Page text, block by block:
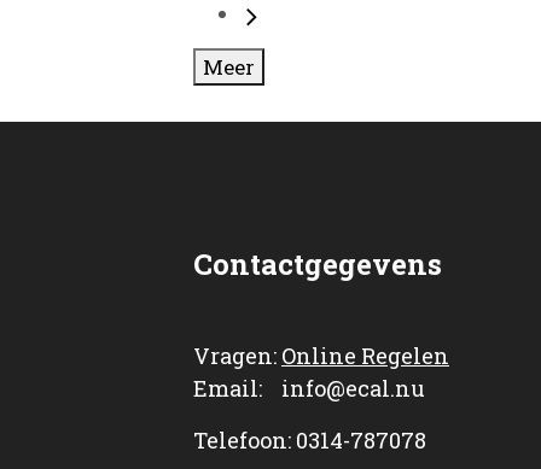
Meer
Contactgegevens
Vragen: Online Regelen
Email: info@ecal.nu
Telefoon: 0314-787078